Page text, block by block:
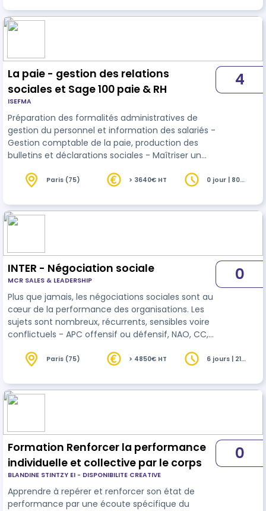
l’expérience d’apprentissage de vos stagiaires.
La paie - gestion des relations
sociales et Sage 100 paie & RH
ISEFMA
Préparation des formalités administratives de
gestion du personnel et information des salariés -
Gestion comptable de la paie, production des
bulletins et déclarations sociales - Maîtriser un
bulletins.
4
Paris (75) > 3640€ HT
0 jour | 80
INTER - Négociation sociale
MCR SALES & LEADERSHIP
Plus que jamais, les négociations sociales sont au
cœur de la performance des organisations. Les
sujets sont nombreux, récurrents, sensibles voire
conflictuels - APC offensif ou défensif, NAO, CC,
de travail, accord mobilité, etc. Aussi, maîtriser les
négociation est devenu crucial. Il s’agit donc de
sortir de “l’auto expertise”, construite par ses
0
Paris (75) > 4850€ HT
6 jours | 21
Formation Renforcer la performance
individuelle et collective par le corps
BLANDINE STINTZY EI - DISPONIBILITE CREATIVE
Apprendre à repérer et renforcer son état de
performance par une écoute spécifique du
0